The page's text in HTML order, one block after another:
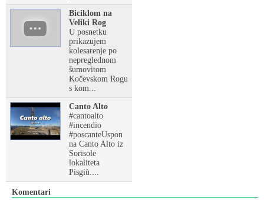
Biciklom na
Veliki Rog
U posnetku
prikazujem
kolesarenje po
nepreglednom
šumovitom
Kočevskom Rogu
s kom...
Canto Alto
#cantoalto
#incendio
#poscanteUspon
na Canto Alto iz
Sorisole
lokaliteta
Pisgiù....
Komentari